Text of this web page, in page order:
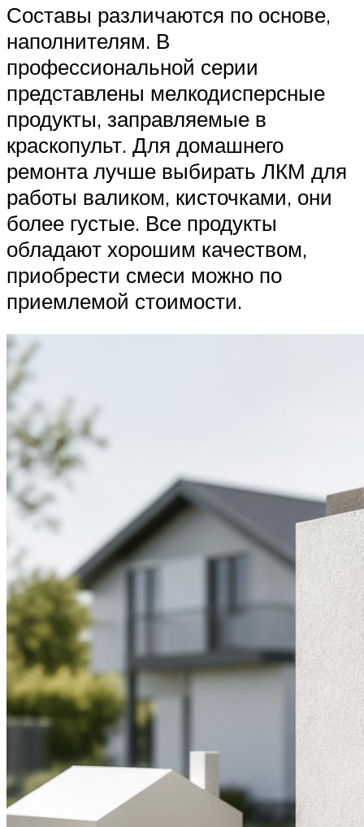
Составы различаются по основе,
наполнителям. В
профессиональной серии
представлены мелкодисперсные
продукты, заправляемые в
краскопульт. Для домашнего
ремонта лучше выбирать ЛКМ для
работы валиком, кисточками, они
более густые. Все продукты
обладают хорошим качеством,
приобрести смеси можно по
приемлемой стоимости.